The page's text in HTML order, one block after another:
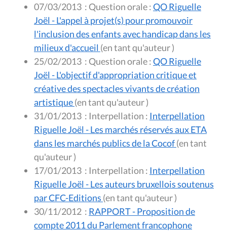
07/03/2013 : Question orale :QO Riguelle
Joël - L'appel à projet(s) pour promouvoir
l'inclusion des enfants avec handicap dans les
milieux d'accueil
(en tant qu'auteur )
25/02/2013 : Question orale :QO Riguelle
Joël - L'objectif d'appropriation critique et
créative des spectacles vivants de création
artistique
(en tant qu'auteur )
31/01/2013 : Interpellation : Interpellation
Riguelle Joël - Les marchés réservés aux ETA
dans les marchés publics de la Cocof(en tant
qu'auteur )
17/01/2013 : Interpellation : Interpellation
Riguelle Joël - Les auteurs bruxellois soutenus
par CFC-Editions
(en tant qu'auteur )
30/11/2012 : RAPPORT - Proposition de
compte 2011 du Parlement francophone